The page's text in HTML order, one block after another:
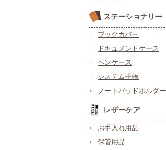
ステーショナリー
ブックカバー
ドキュメントケース
ペンケース
システム手帳
ノートパッドホルダー
レザーケア
お手入れ用品
保管用品